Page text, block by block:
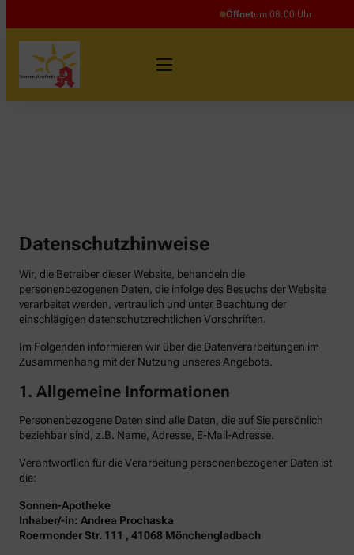
Öffnetum 08:00 Uhr
Datenschutzhinweise
Wir, die Betreiber dieser Website, behandeln die
personenbezogenen Daten, die infolge des Besuchs der Website
verarbeitet werden, vertraulich und unter Beachtung der
einschlägigen datenschutzrechtlichen Vorschriften.
Im Folgenden informieren wir über die Datenverarbeitungen im
Zusammenhang mit der Nutzung unseres Angebots.
1. Allgemeine Informationen
Personenbezogene Daten sind alle Daten, die auf Sie persönlich
beziehbar sind, z.B. Name, Adresse, E-Mail-Adresse.
Verantwortlich für die Verarbeitung personenbezogener Daten ist
die:
Sonnen-Apotheke
Inhaber/-in: Andrea Prochaska
Roermonder Str. 111 , 41068 Mönchengladbach